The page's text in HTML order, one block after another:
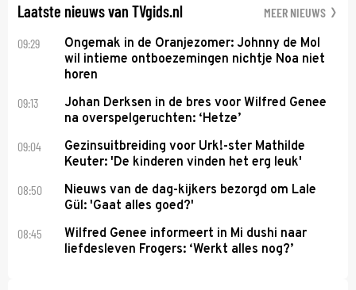
Laatste nieuws van TVgids.nl MEER NIEUWS
09:29
Ongemak in de Oranjezomer: Johnny de Mol
wil intieme ontboezemingen nichtje Noa niet
horen
09:13
Johan Derksen in de bres voor Wilfred Genee
na overspelgeruchten: ‘Hetze’
09:04
Gezinsuitbreiding voor Urk!-ster Mathilde
Keuter: 'De kinderen vinden het erg leuk'
08:50
Nieuws van de dag-kijkers bezorgd om Lale
Gül: 'Gaat alles goed?'
08:45
Wilfred Genee informeert in Mi dushi naar
liefdesleven Frogers: ‘Werkt alles nog?’